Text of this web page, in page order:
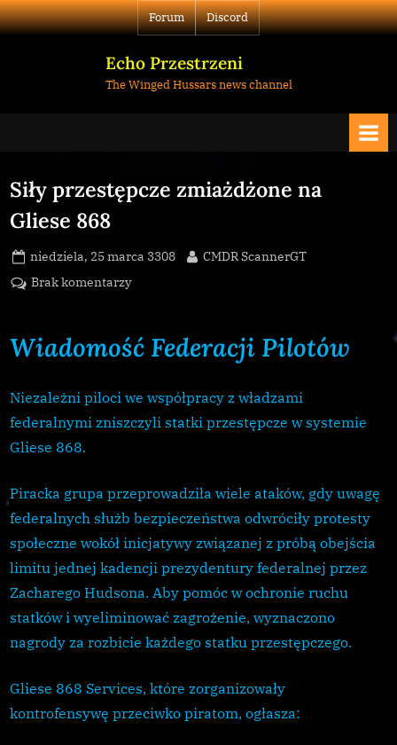
Skip
to
Forum Discord
Echo Przestrzeni
The Winged Hussars news channel
Siły przestępcze zmiażdżone na
Gliese 868
Posted
on
niedziela, 25 marca 3308 By
CMDR ScannerGT
Brak komentarzydo
zmiażdżone
na
868
Wiadomość Federacji Pilotów
Niezależni piloci we współpracy z władzami
federalnymi zniszczyli statki przestępcze w systemie
Gliese 868.
Piracka grupa przeprowadziła wiele ataków, gdy uwagę
federalnych służb bezpieczeństwa odwróciły protesty
społeczne wokół inicjatywy związanej z próbą obejścia
limitu jednej kadencji prezydentury federalnej przez
Zacharego Hudsona. Aby pomóc w ochronie ruchu
statków i wyeliminować zagrożenie, wyznaczono
nagrody za rozbicie każdego statku przestępczego.
Gliese 868 Services, które zorganizowały
kontrofensywę przeciwko piratom, ogłasza: